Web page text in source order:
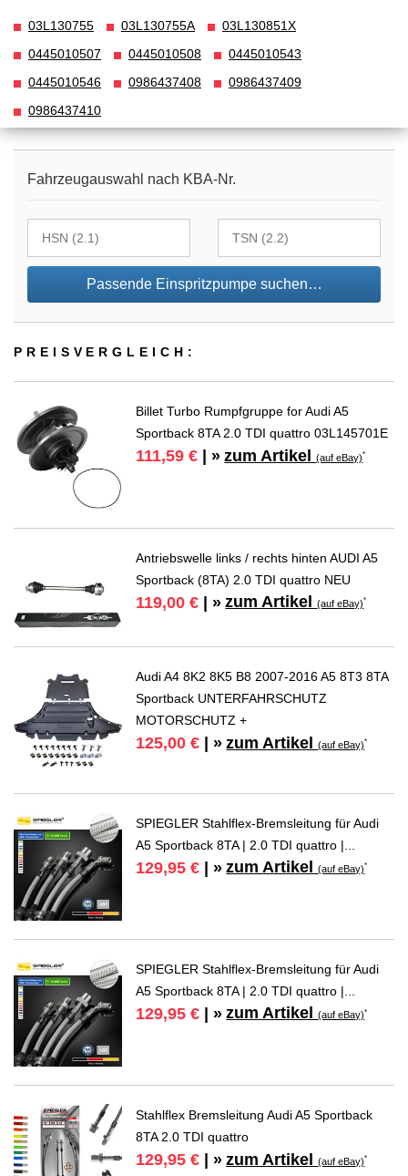
03L130755 03L130755A
03L130851X
0445010507
0445010508
0445010543
0445010546
0986437408
0986437409
0986437410
Fahrzeugauswahl nach KBA-Nr.
Passende Einspritzpumpe suchen…
PREIS­VER­GLEICH:
Billet Turbo Rumpfgruppe for Audi A5
Sportback 8TA 2.0 TDI quattro 03L145701E
111,59 € | » zum Artikel(auf eBay)*
Antriebswelle links / rechts hinten AUDI A5
Sportback (8TA) 2.0 TDI quattro NEU
119,00 € | » zum Artikel(auf eBay)*
Audi A4 8K2 8K5 B8 2007-2016 A5 8T3 8TA
Sportback UNTERFAHRSCHUTZ
MOTORSCHUTZ +
125,00 € | » zum Artikel(auf eBay)*
SPIEGLER Stahlflex-Bremsleitung für Audi
A5 Sportback 8TA | 2.0 TDI quattro |...
129,95 € | » zum Artikel(auf eBay)*
SPIEGLER Stahlflex-Bremsleitung für Audi
A5 Sportback 8TA | 2.0 TDI quattro |...
129,95 € | » zum Artikel(auf eBay)*
Stahlflex Bremsleitung Audi A5 Sportback
8TA 2.0 TDI quattro
129,95 € | » zum Artikel(auf eBay)*